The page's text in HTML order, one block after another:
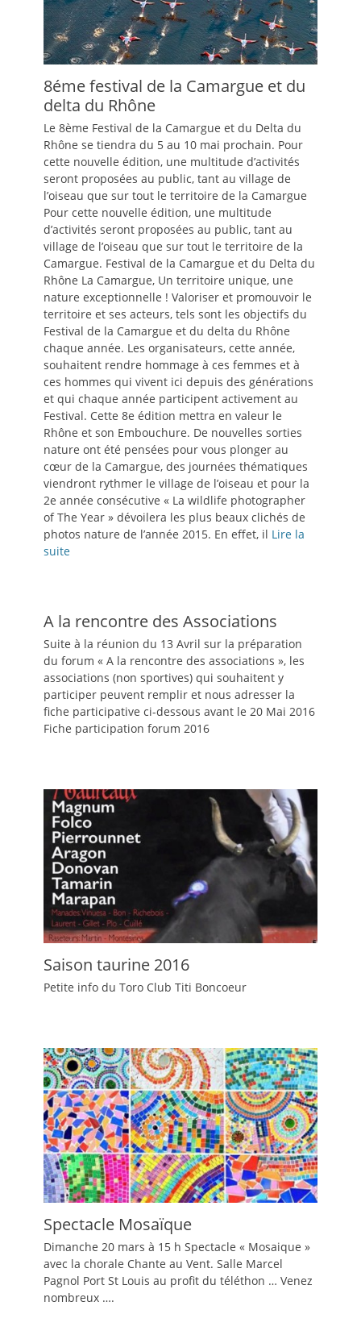
8éme festival de la Camargue et du
delta du Rhône
Le 8ème Festival de la Camargue et du Delta du
Rhône se tiendra du 5 au 10 mai prochain. Pour
cette nouvelle édition, une multitude d’activités
seront proposées au public, tant au village de
l’oiseau que sur tout le territoire de la Camargue
Pour cette nouvelle édition, une multitude
d’activités seront proposées au public, tant au
village de l’oiseau que sur tout le territoire de la
Camargue. Festival de la Camargue et du Delta du
Rhône La Camargue, Un territoire unique, une
nature exceptionnelle ! Valoriser et promouvoir le
territoire et ses acteurs, tels sont les objectifs du
Festival de la Camargue et du delta du Rhône
chaque année. Les organisateurs, cette année,
souhaitent rendre hommage à ces femmes et à
ces hommes qui vivent ici depuis des générations
et qui chaque année participent activement au
Festival. Cette 8e édition mettra en valeur le
Rhône et son Embouchure. De nouvelles sorties
nature ont été pensées pour vous plonger au
cœur de la Camargue, des journées thématiques
viendront rythmer le village de l’oiseau et pour la
2e année consécutive « La wildlife photographer
of The Year » dévoilera les plus beaux clichés de
photos nature de l’année 2015. En effet, il Lire la
suite
A la rencontre des Associations
Suite à la réunion du 13 Avril sur la préparation
du forum « A la rencontre des associations », les
associations (non sportives) qui souhaitent y
participer peuvent remplir et nous adresser la
fiche participative ci-dessous avant le 20 Mai 2016
Fiche participation forum 2016
Saison taurine 2016
Petite info du Toro Club Titi Boncoeur
Spectacle Mosaïque
Dimanche 20 mars à 15 h Spectacle « Mosaique »
avec la chorale Chante au Vent. Salle Marcel
Pagnol Port St Louis au profit du téléthon … Venez
nombreux ….